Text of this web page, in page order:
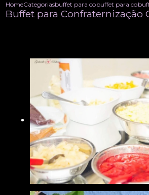
HomeCategoriasbuffet para confraternizacoes
buffet para
Buffet para Confraternização